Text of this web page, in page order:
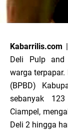
Kabarrilis.com
Deli Pulp and
warga
(BPBD)
sebanyak
Ciampel,
Deli 2 hingga